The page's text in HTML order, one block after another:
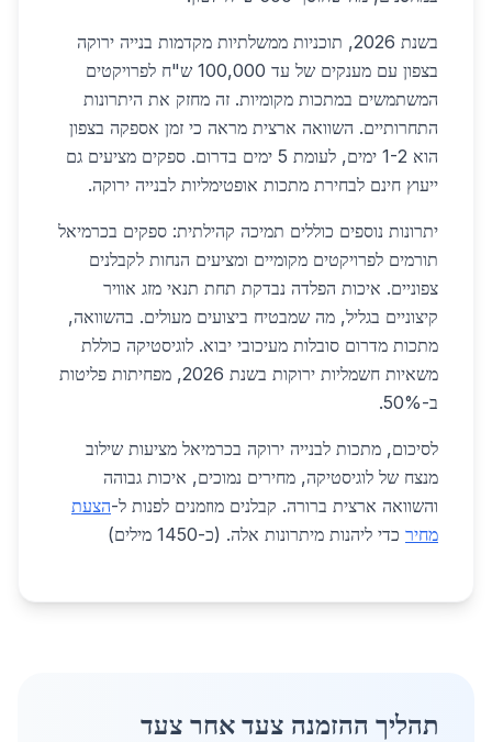
בשנת 2026, תוכניות ממשלתיות מקדמות בנייה ירוקה
בצפון עם מענקים של עד 100,000 ש"ח לפרויקטים
המשתמשים במתכות מקומיות. זה מחזק את היתרונות
התחרותיים. השוואה ארצית מראה כי זמן אספקה בצפון
הוא 1-2 ימים, לעומת 5 ימים בדרום. ספקים מציעים גם
ייעוץ חינם לבחירת מתכות אופטימליות לבנייה ירוקה.
יתרונות נוספים כוללים תמיכה קהילתית: ספקים בכרמיאל
תורמים לפרויקטים מקומיים ומציעים הנחות לקבלנים
צפוניים. איכות הפלדה נבדקת תחת תנאי מזג אוויר
קיצוניים בגליל, מה שמבטיח ביצועים מעולים. בהשוואה,
מתכות מדרום סובלות מעיכובי יבוא. לוגיסטיקה כוללת
משאיות חשמליות ירוקות בשנת 2026, מפחיתות פליטות
ב-50%.
לסיכום, מתכות לבנייה ירוקה בכרמיאל מציעות שילוב
מנצח של לוגיסטיקה, מחירים נמוכים, איכות גבוהה
והשוואה ארצית ברורה. קבלנים מוזמנים לפנות ל-הצעת
מחיר כדי ליהנות מיתרונות אלה. (כ-1450 מילים)
תהליך ההזמנה צעד אחר צעד